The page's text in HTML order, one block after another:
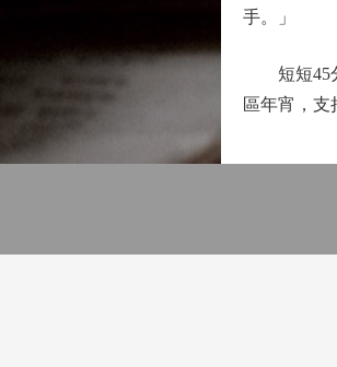
手。」
短短45分
區年宵，支